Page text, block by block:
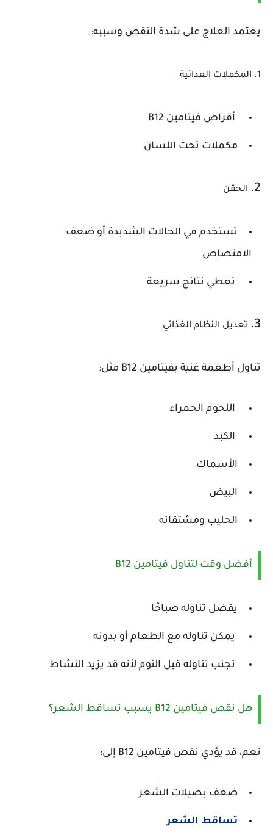
يعتمد العلاج على شدة النقص وسببه:
1. المكملات الغذائية
أقراص فيتامين B12
مكملات تحت اللسان
2. الحقن
تستخدم في الحالات الشديدة أو ضعف
الامتصاص
تعطي نتائج سريعة
3. تعديل النظام الغذائي
تناول أطعمة غنية بفيتامين B12 مثل:
اللحوم الحمراء
الكبد
الأسماك
البيض
الحليب ومشتقاته
أفضل وقت لتناول فيتامين B12
يفضل تناوله صباحًا
يمكن تناوله مع الطعام أو بدونه
تجنب تناوله قبل النوم لأنه قد يزيد النشاط
هل نقص فيتامين B12 يسبب تساقط الشعر؟
نعم، قد يؤدي نقص فيتامين B12 إلى:
ضعف بصيلات الشعر
تساقط الشعر